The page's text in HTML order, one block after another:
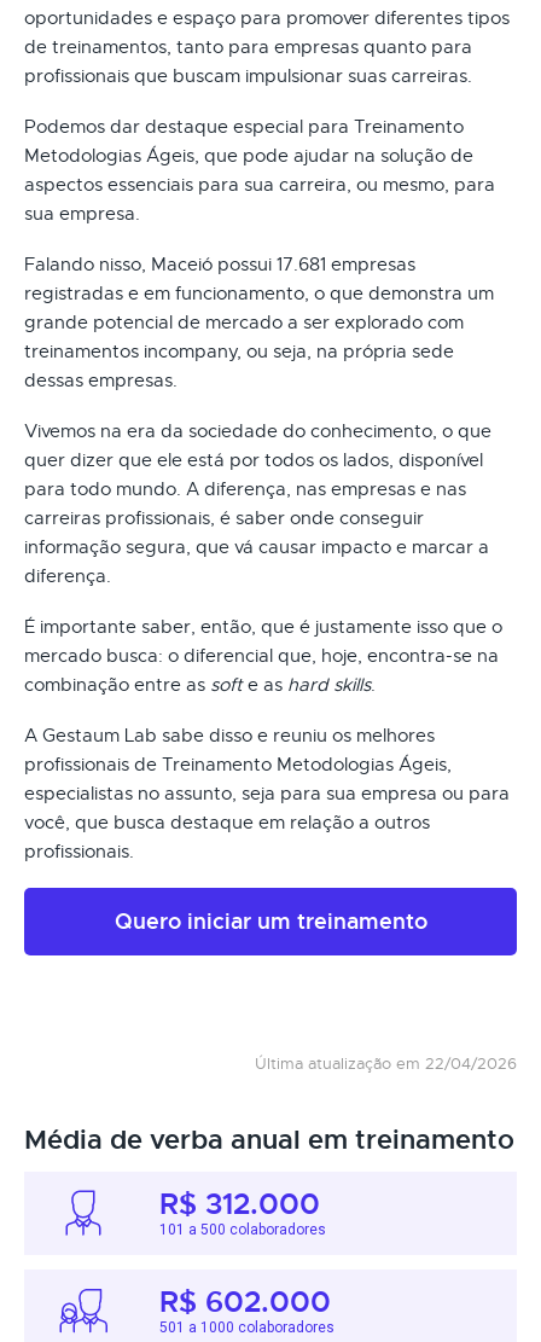
oportunidades e espaço para promover diferentes tipos
de treinamentos, tanto para empresas quanto para
profissionais que buscam impulsionar suas carreiras.
Podemos dar destaque especial para Treinamento
Metodologias Ágeis, que pode ajudar na solução de
aspectos essenciais para sua carreira, ou mesmo, para
sua empresa.
Falando nisso, Maceió possui 17.681 empresas
registradas e em funcionamento, o que demonstra um
grande potencial de mercado a ser explorado com
treinamentos incompany, ou seja, na própria sede
dessas empresas.
Vivemos na era da sociedade do conhecimento, o que
quer dizer que ele está por todos os lados, disponível
para todo mundo. A diferença, nas empresas e nas
carreiras profissionais, é saber onde conseguir
informação segura, que vá causar impacto e marcar a
diferença.
É importante saber, então, que é justamente isso que o
mercado busca: o diferencial que, hoje, encontra-se na
combinação entre as softe as hard skills.
A Gestaum Lab sabe disso e reuniu os melhores
profissionais de Treinamento Metodologias Ágeis,
especialistas no assunto, seja para sua empresa ou para
você, que busca destaque em relação a outros
profissionais.
Quero iniciar um treinamento
Última atualização em 22/04/2026
Média de verba anual em treinamento
R$ 312.000
101 a 500 colaboradores
R$ 602.000
501 a 1000 colaboradores